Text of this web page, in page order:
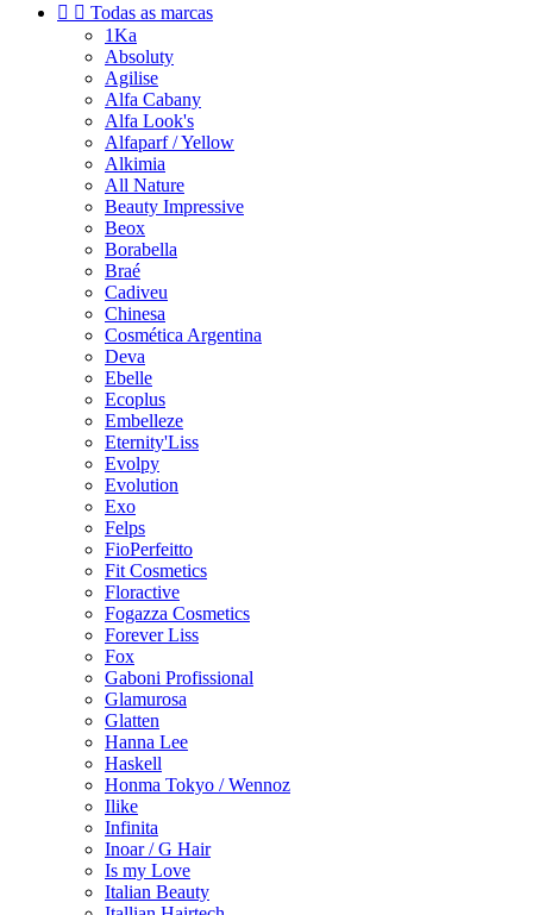
  Todas as marcas
1Ka
Absoluty
Agilise
Alfa Cabany
Alfa Look's
Alfaparf / Yellow
Alkimia
All Nature
Beauty Impressive
Beox
Borabella
Braé
Cadiveu
Chinesa
Cosmética Argentina
Deva
Ebelle
Ecoplus
Embelleze
Eternity'Liss
Evolpy
Evolution
Exo
Felps
FioPerfeitto
Fit Cosmetics
Floractive
Fogazza Cosmetics
Forever Liss
Fox
Gaboni Profissional
Glamurosa
Glatten
Hanna Lee
Haskell
Honma Tokyo / Wennoz
Ilike
Infinita
Inoar / G Hair
Is my Love
Italian Beauty